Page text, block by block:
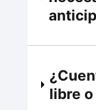
libre